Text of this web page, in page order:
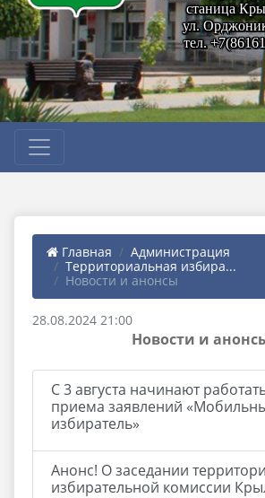
станица
ул.
тел.
Главная
Администрация
Территориальная избира...
Новости и анонсы
28.08.2024 21:00
Новости и
С 3 августа начинают
приема заявлений
избиратель»
Анонс! О заседании
избирательной комиссии